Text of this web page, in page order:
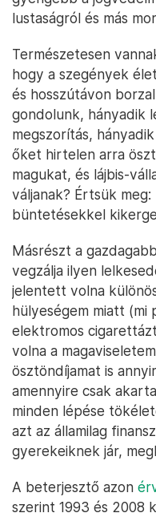
lustaságról és más
Természetesen
hogy a szegények
és hosszútávon
gondolunk, hányadik
megszorítás,
őket hirtelen arra
magukat, és lájbis-
váljanak? Értsük
büntetésekkel
Másrészt a
vegzálja ilyen
jelentett volna
hülyeségem miatt (mi
elektromos
volna a
ösztöndíjamat is
amennyire csak
minden lépése
azt az államilag
gyerekeiknek jár,
A beterjesztő azon
szerint 1993 és 2008